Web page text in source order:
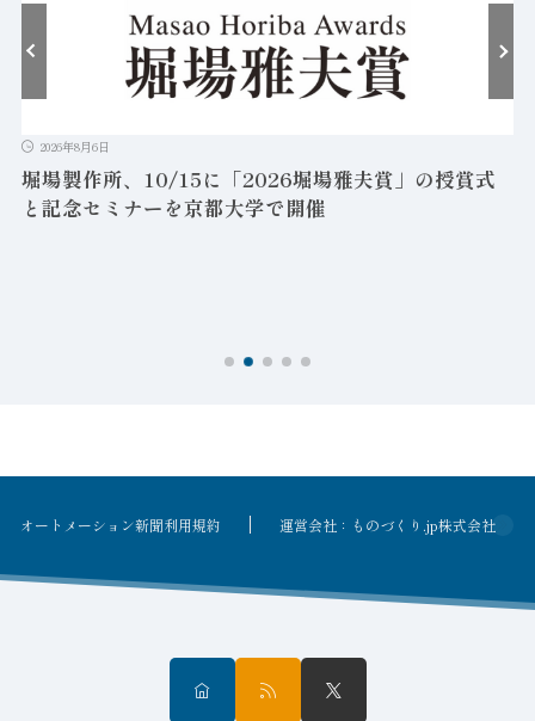
2026年8月6日
堀場製作所、10/15に「2026堀場雅夫賞」の授賞式
と記念セミナーを京都大学で開催
オートメーション新聞利用規約 運営会社：ものづくり.jp株式会社